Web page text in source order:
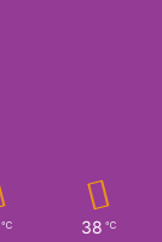
℃ 38 ℃